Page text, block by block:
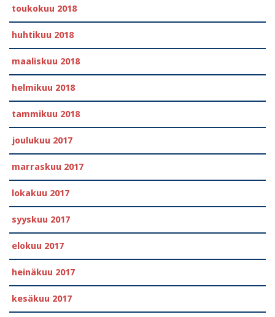
toukokuu 2018
huhtikuu 2018
maaliskuu 2018
helmikuu 2018
tammikuu 2018
joulukuu 2017
marraskuu 2017
lokakuu 2017
syyskuu 2017
elokuu 2017
heinäkuu 2017
kesäkuu 2017